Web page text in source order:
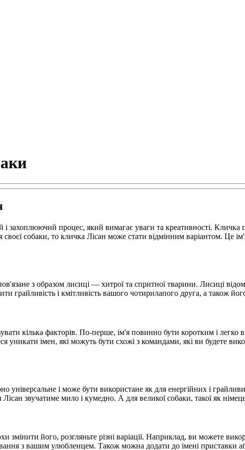
процес, який вимагає уваги та креативності. Кличка
собаки, то кличка Лісан може стати відмінним варіантом. Це
з образом лисиці — хитрої та спритної тварини. Лисиці
грайливість і кмітливість вашого чотирилапого друга, а також
кілька факторів. По-перше, ім'я повинно бути коротким і
уникати імен, які можуть бути схожі з командами, які ви будете
універсальне і може бути використане як для енергійних і
звучатиме мило і кумедно. А для великої собаки, такої як
змінити його, розгляньте різні варіації. Наприклад, ви можете
з вашим улюбленцем. Також можна додати до імені